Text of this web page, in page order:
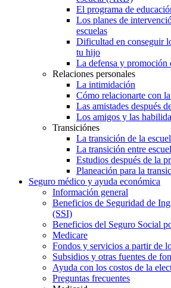
El programa de
Los planes de
escuelas
Dificultad en conseguir
tu hijo
La defensa y promoción
Relaciones personales
La intimidación
Cómo relacionarte con
Las amistades después
Los amigos y las
Transiciónes
La transición de la
La transición entre
Estudios después de la
Planeación para la
Seguro médico y ayuda económica
Información general
Beneficios de Seguridad de
(SSI)
Beneficios del Seguro Social
Medicare
Fondos y servicios a partir de
Subsidios y otras fuentes de
Ayuda con los costos de la
Preguntas frecuentes